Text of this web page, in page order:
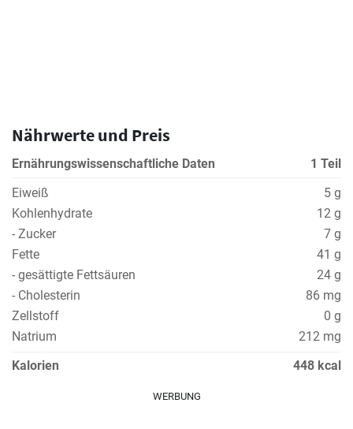
Nährwerte und Preis
Ernährungswissenschaftliche Daten
1 Teil
Eiweiß
5 g
Kohlenhydrate
12 g
- Zucker
7 g
Fette
41 g
- gesättigte Fettsäuren
24 g
- Cholesterin
86 mg
Zellstoff
0 g
Natrium
212 mg
Kalorien
448 kcal
WERBUNG